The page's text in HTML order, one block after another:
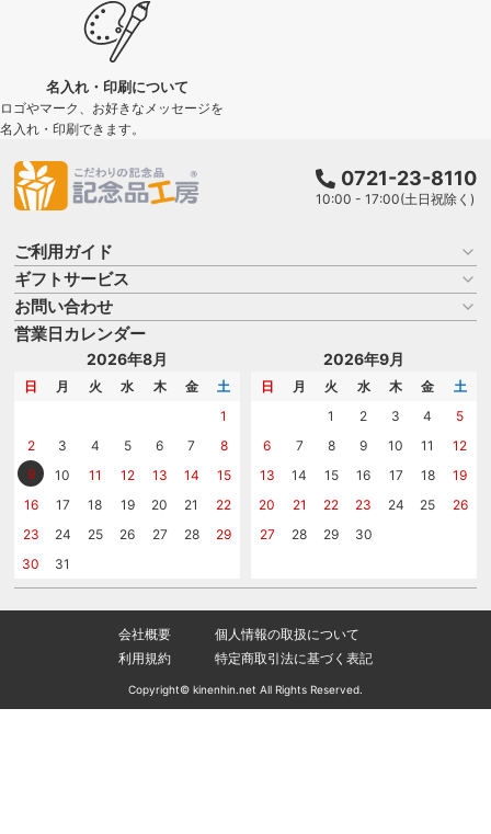
名入れ・印刷について
ロゴやマーク、お好きなメッセージを
名入れ・印刷できます。
0721-23-8110
10:00 - 17:00(土日祝除く)
ご利用ガイド
お買い物ガイド
よくある質問
はじめての記念品選び
記念品工房の使い方
ギフトサービス
名入れについて
のし
メッセージカード
お問い合わせ
商品選びを相談する
名入れについて相談する
カタログを請求する
営業日カレンダー
2026年8月
日 月 火 水 木 金
土
1
2
3 4 5 6 7
8
9
10 11 12 13 14
15
16
17 18 19 20 21
22
23
24 25 26 27 28
29
30
31
2026年9月
日 月 火 水 木 金
土
1
2 3 4
5
6
7 8 9 10 11
12
13
14 15 16 17 18
19
20
21 22 23 24 25
26
27
28 29 30
会社概要
個人情報の取扱について
利用規約
特定商取引法に基づく表記
Copyright© kinenhin.net All Rights Reserved.